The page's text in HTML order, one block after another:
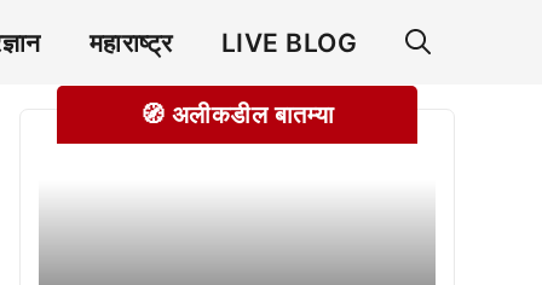
महाराष्ट्र LIVE BLOG
🧭 अलीकडील बातम्या